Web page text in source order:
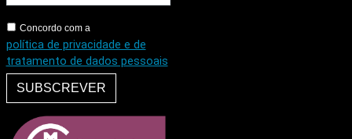
Concordo com a
política de privacidade e de
tratamento de dados pessoais
SUBSCREVER